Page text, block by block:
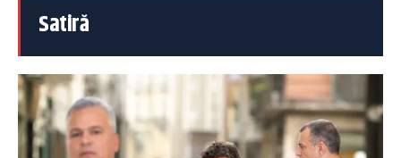
Satiră